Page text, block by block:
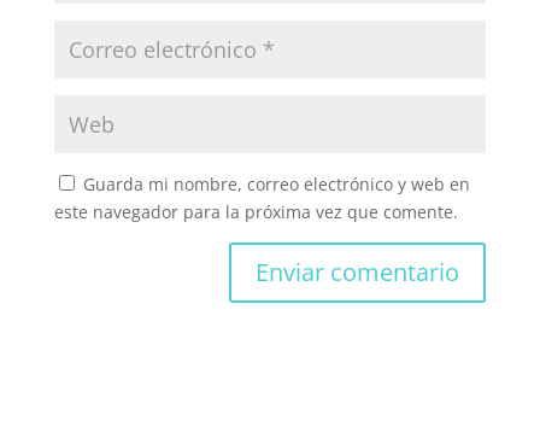
Guarda mi nombre, correo electrónico y web en
este navegador para la próxima vez que comente.